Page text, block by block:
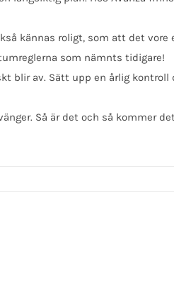
kännas roligt, som att det
som nämnts tidigare!
blir av. Sätt upp en årlig
Så är det och så kommer